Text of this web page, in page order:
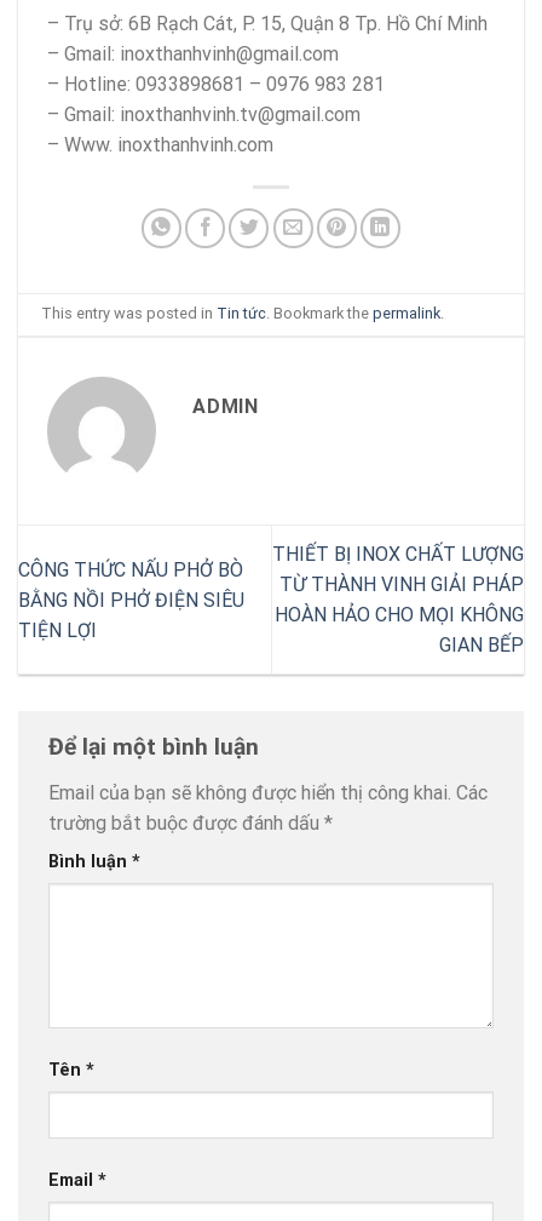
– Trụ sở: 6B Rạch Cát, P. 15, Quận 8 Tp. Hồ Chí Minh
– Gmail: inoxthanhvinh@gmail.com
– Hotline: 0933898681 – 0976 983 281
– Gmail: inoxthanhvinh.tv@gmail.com
– Www. inoxthanhvinh.com
This entry was posted in Tin tức. Bookmark thepermalink.
ADMIN
CÔNG THỨC NẤU PHỞ BÒ
BẰNG NỒI PHỞ ĐIỆN SIÊU
TIỆN LỢI
THIẾT BỊ INOX CHẤT LƯỢNG
TỪ THÀNH VINH GIẢI PHÁP
HOÀN HẢO CHO MỌI KHÔNG
GIAN BẾP
Để lại một bình luận
Email của bạn sẽ không được hiển thị công khai. Các
trường bắt buộc được đánh dấu *
Bình luận *
Tên *
Email *